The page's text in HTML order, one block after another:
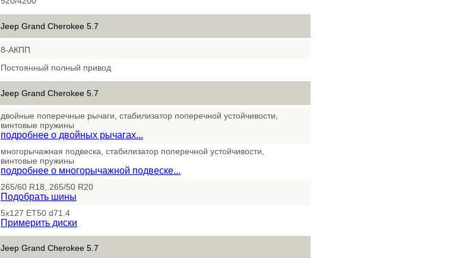
Jeep Grand Cherokee 5.7
8-АКПП
Постоянный полный привод
Jeep Grand Cherokee 5.7
двойные поперечные рычаги, стабилизатор поперечной устойчивости,
винтовые пружины
подробнее о двойных рычагах...
многорычажная подвеска, стабилизатор поперечной устойчивости,
винтовые пружины
подробнее о многорычажной подвеске...
265/60 R18, 265/50 R20
Подобрать шины
5x127 ET50 d71.4
Примерить диски
Jeep Grand Cherokee 5.7